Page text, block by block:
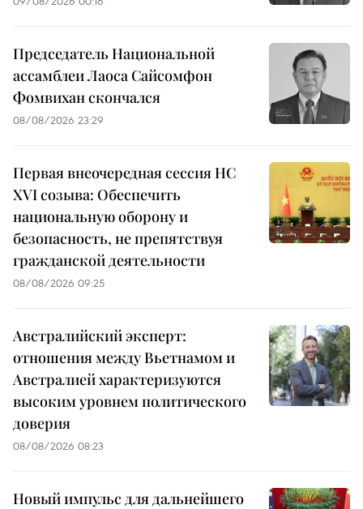
Председатель Национальной
ассамблеи Лаоса Сайсомфон
Фомвихан скончался
08/08/2026 23:29
Первая внеочередная сессия НС
XVI созыва: Обеспечить
национальную оборону и
безопасность, не препятствуя
гражданской деятельности
08/08/2026 09:25
Австралийский эксперт:
отношения между Вьетнамом и
Австралией характеризуются
высоким уровнем политического
доверия
08/08/2026 08:23
Новый импульс для дальнейшего